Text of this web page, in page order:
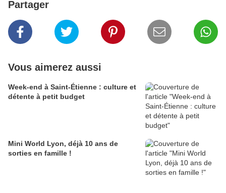
Partager
Vous aimerez aussi
Week-end à Saint-Étienne : culture et
détente à petit budget
Mini World Lyon, déjà 10 ans de
sorties en famille !